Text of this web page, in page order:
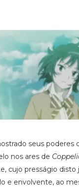
seus
nos ares de
cujo presságio
e envolvente, ao